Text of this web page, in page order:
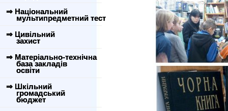
⇒ Національний
мультипредметний тест
⇒ Цивільний
захист
⇒ Матеріально-технічна
база закладів
освіти
⇒ Шкільний
громадський
бюджет